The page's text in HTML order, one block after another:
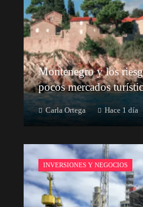
Montenegro y los
pocos mercados
Carla Ortega Hace 1 día
INVERSIONES Y NEGOCIOS